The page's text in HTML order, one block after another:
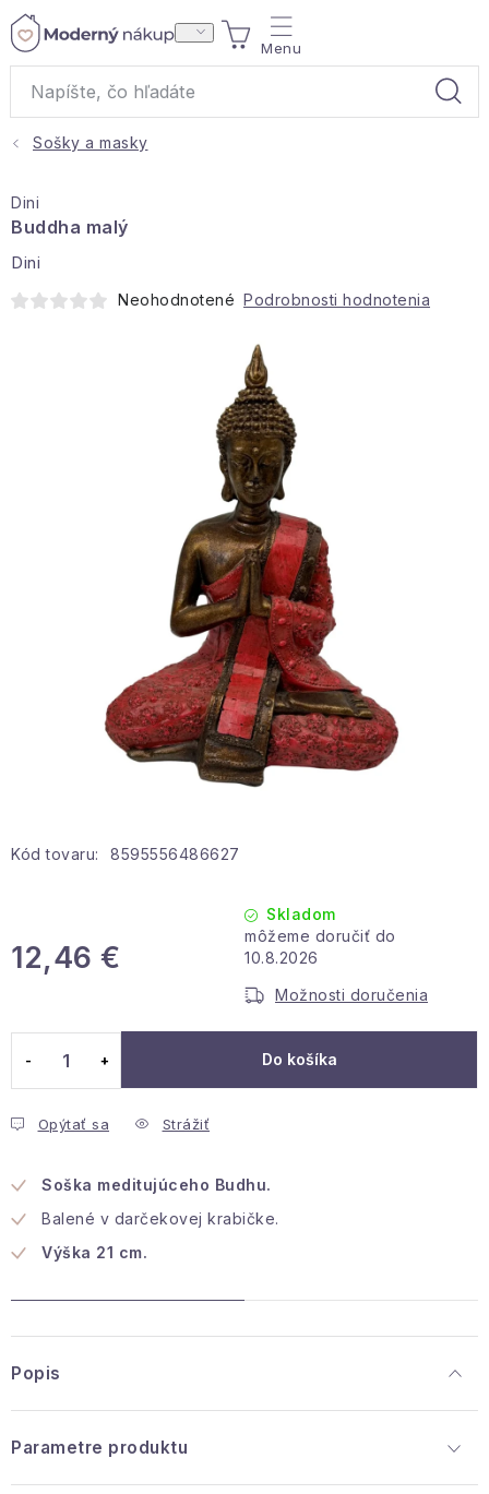
Prejsť
obsah
NÁKUPNÝ
KOŠÍK
Akcie a výpredaj
Darčeky
Bytové vône
Šport a outdoor
Veľkoobchodná spolupráca
Podmienky ochrany osobných údajov
Info o nákupe
Kontakty
Sošky a masky
Kód tovaru: 8595556486627
12,46 €
Skladom
10.8.2026
Možnosti doručenia
Do košíka
Opýtať sa Strážiť
Soška meditujúceho Budhu.
Balené v darčekovej krabičke.
Výška 21 cm.
Dini
Buddha malý
Dini
Neohodnotené Podrobnosti hodnotenia
Popis
Parametre produktu